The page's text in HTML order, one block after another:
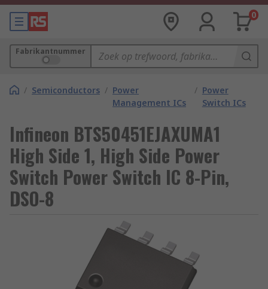
0
Fabrikantnummer
/ Semiconductors / Power
Management ICs
/ Power
Switch ICs
Infineon BTS50451EJAXUMA1
High Side 1, High Side Power
Switch Power Switch IC 8-Pin,
DSO-8